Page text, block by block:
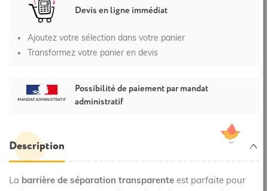
Devis en ligne immédiat
Ajoutez votre sélection dans votre panier
Transformez votre panier en devis
Possibilité de paiement par mandat
administratif
Description
La barrière de séparation transparente est parfaite pour